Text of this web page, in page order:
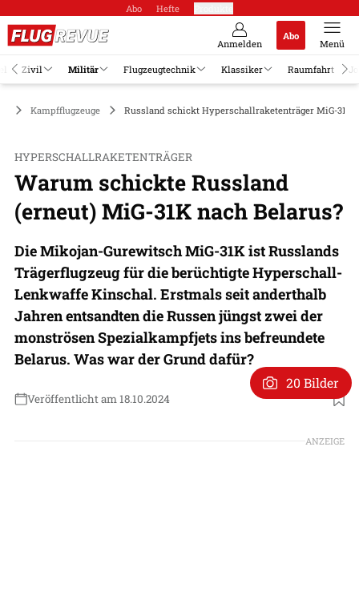
Abo Hefte
Anmelden
Abo
Menü
Zivil Militär Flugzeugtechnik Klassiker Raumfahrt
Kampfflugzeuge Russland schickt Hyperschallraketenträger MiG-31K
HYPERSCHALLRAKETENTRÄGER
Warum schickte Russland
(erneut) MiG-31K nach Belarus?
Die Mikojan-Gurewitsch MiG-31K ist Russlands
Trägerflugzeug für die berüchtigte Hyperschall-
Lenkwaffe Kinschal. Erstmals seit anderthalb
Jahren entsandten die Russen jüngst zwei der
monströsen Spezialkampfjets ins befreundete
Belarus. Was war der Grund dafür?
Veröffentlicht am 18.10.2024
Foto: Russisches Verteidigungsministerium
20 Bilder
ANZEIGE